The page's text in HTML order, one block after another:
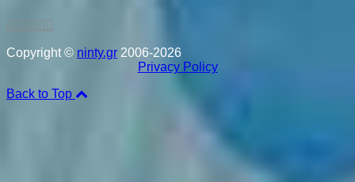
Copyright © ninty.gr 2006-2026
Privacy Policy
Back to Top